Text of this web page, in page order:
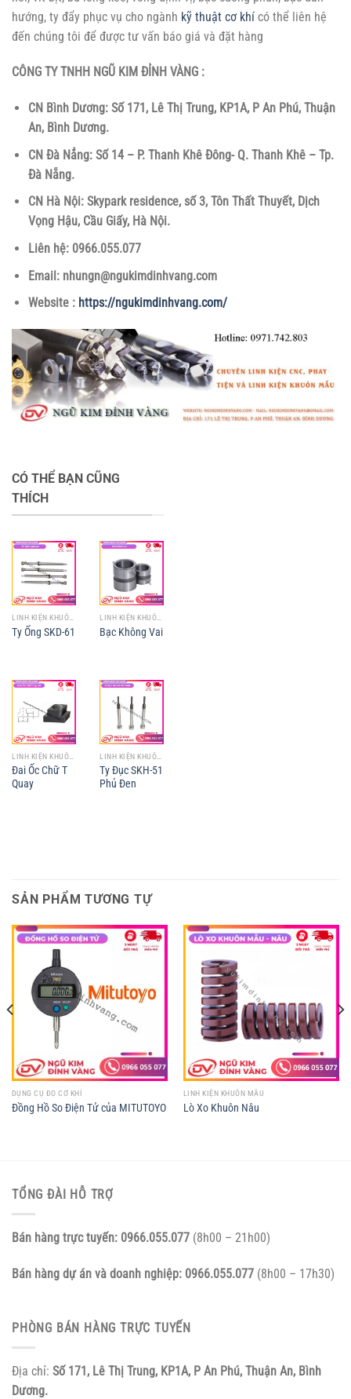
hướng, ty đẩy phục vụ cho ngành kỹ thuật cơ khí có thể liên hệ
đến chúng tôi để được tư vấn báo giá và đặt hàng
CÔNG TY TNHH NGŨ KIM ĐỈNH VÀNG :
CN Bình Dương: Số 171, Lê Thị Trung, KP1A, P An Phú, Thuận
An, Bình Dương.
CN Đà Nẳng: Số 14 – P. Thanh Khê Đông- Q. Thanh Khê – Tp.
Đà Nẵng.
CN Hà Nội: Skypark residence, số 3, Tôn Thất Thuyết, Dịch
Vọng Hậu, Cầu Giấy, Hà Nội.
Liên hệ: 0966.055.077
Email: nhungn@ngukimdinhvang.com
Website : https://ngukimdinhvang.com/
CÓ THỂ BẠN CŨNG
THÍCH
Ty Ống SKD-61 Bạc Không Vai
LINH KIỆN KHUÔN MẪU
Đai Ốc Chữ T
Quay
LINH KIỆN KHUÔN MẪU
Ty Đục SKH-51
Phủ Đen
SẢN PHẨM TƯƠNG TỰ
DỤNG CỤ ĐO CƠ KHÍ
Đồng Hồ So Điện Tử của MITUTOYO
LINH KIỆN KHUÔN MẪU
Lò Xo Khuôn Nâu
TỔNG ĐÀI HỖ TRỢ
Bán hàng trực tuyến: 0966.055.077 (8h00 – 21h00)
Bán hàng dự án và doanh nghiệp: 0966.055.077 (8h00 – 17h30)
PHÒNG BÁN HÀNG TRỰC TUYẾN
Địa chỉ: Số 171, Lê Thị Trung, KP1A, P An Phú, Thuận An, Bình
Dương.